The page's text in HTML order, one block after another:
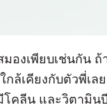
องเพียบเช่นกัน ถ้
ล้เคียงกับตัวพี่เ
มีโคลีน และวิตามิ